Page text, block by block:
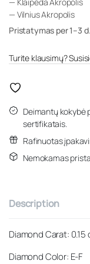
— Klaipėda Akropolis
— Vilnius Akropolis
Pristatymas per 1–3
Turite klausimų?
Deimantų kokybė
sertifikatais.
Rafinuotas
Nemokamas
Description
Diamond Carat: 0.15
Diamond Color: E-F